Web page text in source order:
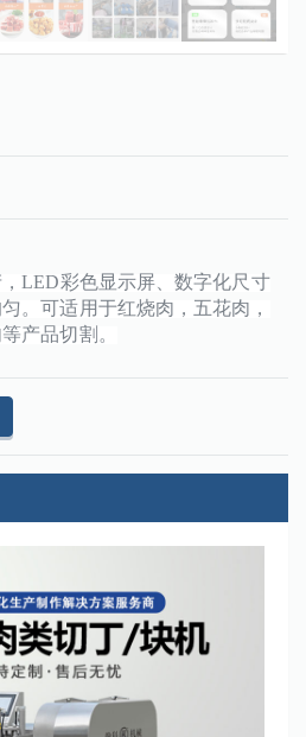
LED彩色显示屏、数字化尺寸
。可适用于红烧肉，五花肉，
产品切割。